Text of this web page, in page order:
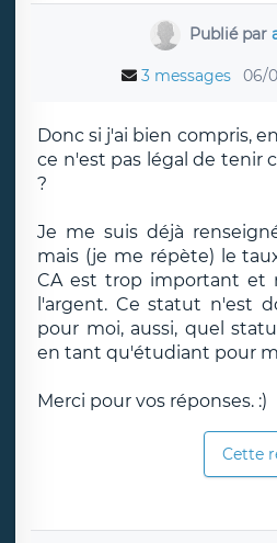
Publié par
3 messages 06/
Donc si j'ai bien compris,
ce n'est pas légal de tenir
?
Je me suis déjà
mais (je me répète) le
CA est trop important et
l'argent. Ce statut n'est
pour moi, aussi, quel
en tant qu'étudiant pour
Merci pour vos réponses. :)
Cette